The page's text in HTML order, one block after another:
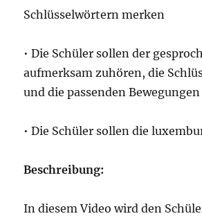
Schlüsselwörtern merken
• Die Schüler sollen der
aufmerksam zuhören, die
und die passenden
• Die Schüler sollen die
Beschreibung:
In diesem Video wird den